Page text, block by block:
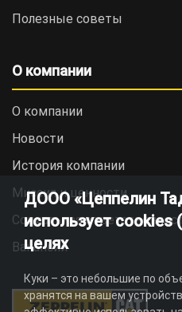
Полезные советы
О компании
О компании
Новости
История компании
Миссия и ценности
Социальная
Вакансии
ДООО «Цеппелин
использует cookies
целях
Куки – это небольшие по
хранятся на вашем